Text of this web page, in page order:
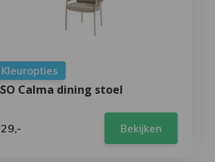
Kleuropties
Calma dining stoel
Bekijken